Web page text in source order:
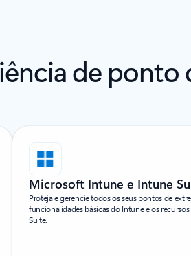
de
Microsoft Intune e Intune
Proteja e gerencie todos os seus pontos de
funcionalidades básicas do Intune e os
Suite.